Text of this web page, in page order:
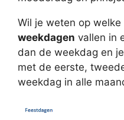
Wil je weten op welke
weekdagen vallen in
dan de weekdag en
met de eerste,
weekdag in alle